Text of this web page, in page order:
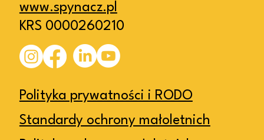
www.spynacz.pl
KRS 0000260210
Polityka prywatności i RODO
Standardy ochrony małoletnich